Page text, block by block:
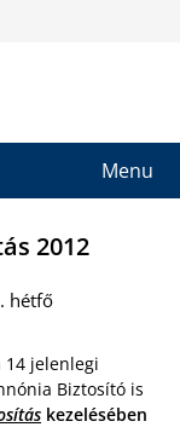
Menu
2012
hétfő
14 jelenlegi
Biztosító is
kezelésében